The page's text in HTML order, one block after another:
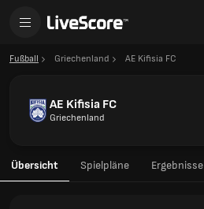
Fußball Griechenland AE Kifisia FC
AE Kifisia FC
Griechenland
Übersicht Spielpläne Ergebnisse